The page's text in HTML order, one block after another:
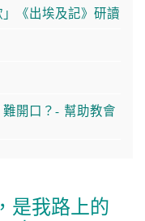
《出埃及記》研讀
開口？- 幫助教會
是我路上的